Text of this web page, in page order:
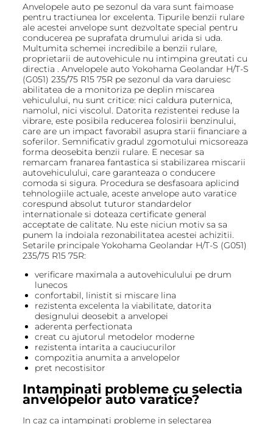
Anvelopele auto pe sezonul da vara sunt faimoase
pentru tractiunea lor excelenta. Tipurile benzii rulare
ale acestei anvelope sunt dezvoltate special pentru
conducerea pe suprafata drumului arida si uda.
Multumita schemei incredibile a benzii rulare,
proprietarii de autovehicule nu intimpina greutati cu
directia . Anvelopele auto Yokohama Geolandar H/T-S
(G051) 235/75 R15 75R pe sezonul da vara daruiesc
abilitatea de a monitoriza pe deplin miscarea
vehiculului, nu sunt critice: nici caldura puternica,
namolul, nici viscolul. Datorita rezistentei reduse la
vibrare, este posibila reducerea folosirii benzinului,
care are un impact favorabil asupra starii financiare a
soferilor. Semnificativ gradul zgomotului micsoreaza
forma deosebita benzii rulare. E necesar sa
remarcam franarea fantastica si stabilizarea miscarii
autovehiculului, care garanteaza o conducere
comoda si sigura. Procedura se desfasoara aplicind
tehnologiile actuale, aceste anvelope auto varatice
corespund absolut tuturor standardelor
internationale si doteaza certificate general
acceptate de calitate. Nu este niciun motiv sa sa
punem la indoiala rezonabilitatea acestei achizitii.
Setarile principale Yokohama Geolandar H/T-S (G051)
235/75 R15 75R:
verificare maximala a autovehiculului pe drum
lunecos
confortabil, linistit si miscare lina
rezistenta excelenta la viabilitate, datorita
designului deosebit a anvelopei
aderenta perfectionata
creat cu ajutorul metodelor moderne
rezistenta intarita a cauciucurilor
compozitia anumita a anvelopelor
pret necostisitor
Intampinati probleme cu selectia
anvelopelor auto varatice?
In caz ca intampinati probleme in selectarea